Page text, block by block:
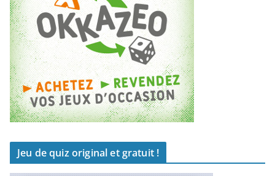
Jeu de quiz original et gratuit !